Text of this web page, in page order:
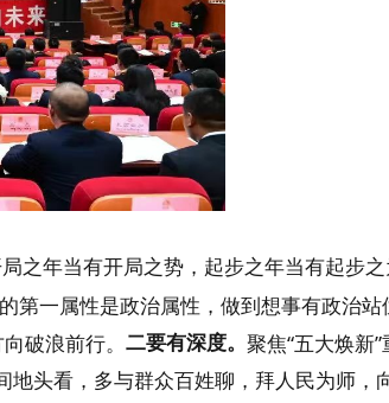
之年当有开局之势，起步之年当有起步
第一属性是政治属性，做到想事有政治站
破浪前行。 二要有深度。 聚焦“五大焕新
地头看，多与群众百姓聊，拜人民为师，